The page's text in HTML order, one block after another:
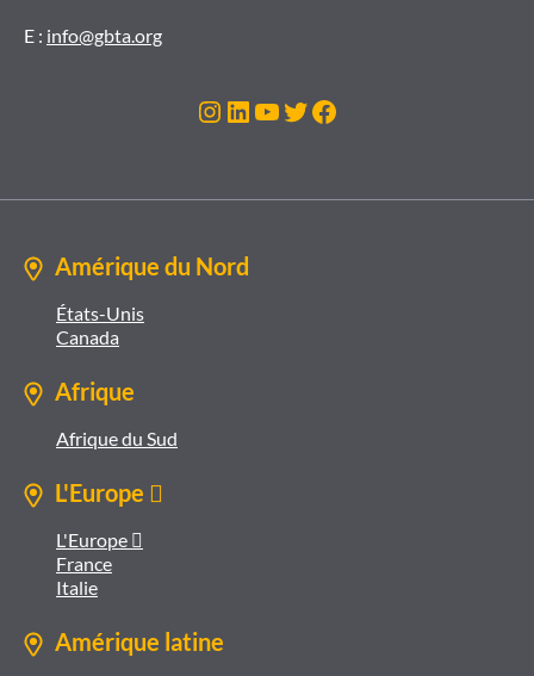
E : info@gbta.org
Instagram
LinkedIn
YouTube
Twitter
Facebook
Amérique du Nord
États-Unis
Canada
Afrique
Afrique du Sud
L'Europe 
L'Europe 
France
Italie
Amérique latine